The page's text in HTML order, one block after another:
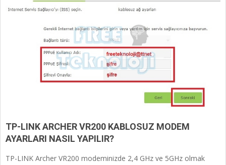
TP-LINK ARCHER VR200 KABLOSUZ MODEM
AYARLARI NASIL YAPILIR?
TP-LINK Archer VR200 modeminizde 2,4 GHz ve 5GHz olmak